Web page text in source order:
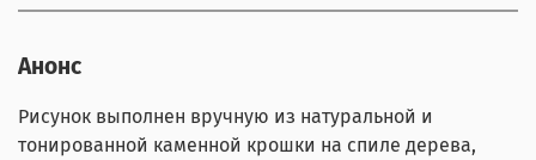
Анонс
Рисунок выполнен вручную из натуральной и
тонированной каменной крошки на спиле дерева,